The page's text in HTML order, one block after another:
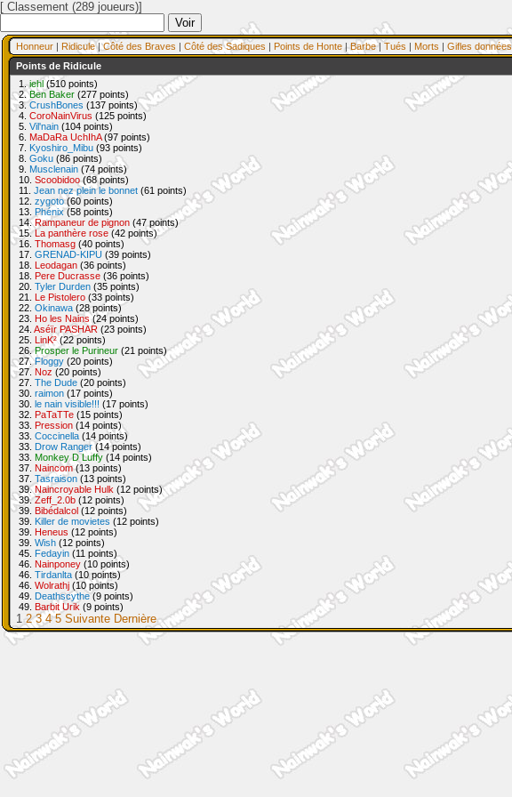
[ Classement (289 joueurs)]
Honneur | Ridicule|Côté des Braves | Côté des Sadiques | Points de Honte |Barbe| Tués | Morts | Gifles données
Points de Ridicule
1. iehl (510 points)
2.Ben Baker (277 points)
3.CrushBones (137 points)
4. CoroNainVirus (125 points)
5. Vil'nain (104 points)
6. MaDaRa UchIhA(97 points)
7. Kyoshiro_Mibu (93 points)
8. Goku (86 points)
9. Musclenain (74 points)
10. Scoobidoo(68 points)
11. Jean nez plein le bonnet (61 points)
12. zygoto(60 points)
13. Phénix (58 points)
14.Rampaneur de pignon (47 points)
15.La panthère rose (42 points)
16. Thomasg (40 points)
17. GRENAD-KIPU (39 points)
18. Leodagan (36 points)
18. Pere Ducrasse (36 points)
20. Tyler Durden (35 points)
21. Le Pistolero (33 points)
22. Okinawa (28 points)
23. Ho les Nains(24 points)
24. Aséïr PASHAR (23 points)
25. LinK²(22 points)
26.Prosper le Purineur (21 points)
27.Floggy (20 points)
27. Noz (20 points)
27. The Dude (20 points)
30. raimon (17 points)
30. le nain visible!!! (17 points)
32. PaTaTTe (15 points)
33. Pression (14 points)
33. Coccinella (14 points)
33. Drow Ranger (14 points)
33. Monkey D Luffy (14 points)
37. Naincom(13 points)
37. Tasraison (13 points)
39.Naincroyable Hulk (12 points)
39.Zeff_2.0b (12 points)
39. Bibédalcol (12 points)
39. Killer de movietes (12 points)
39. Heneus (12 points)
39. Wish (12 points)
45. Fedayin (11 points)
46. Nainponey (10 points)
46. Tirdanlta (10 points)
46. Wolrathj (10 points)
49. Deathscythe(9 points)
49. Barbit Urik (9 points)
1 2 3 4 5 Suivante Dernière